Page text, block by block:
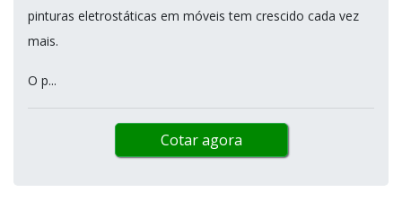
pinturas eletrostáticas em móveis tem crescido cada vez
mais.
O p...
Cotar agora